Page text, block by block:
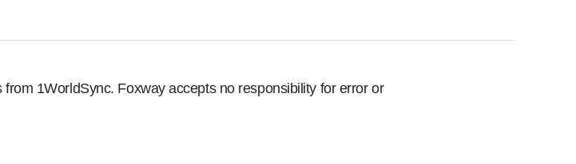
1WorldSync. Foxway accepts no responsibility for error or